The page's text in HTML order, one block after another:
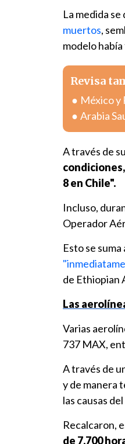
La medida se
muertos,
modelo
Revisa
México y
Arabia
A través de
8 en Chile".
Incluso,
Operador
Esto se suma
de Ethiopian
Las
Varias
737 MAX,
A través de
y de manera
las causas
Recalcaron,
de 7,700